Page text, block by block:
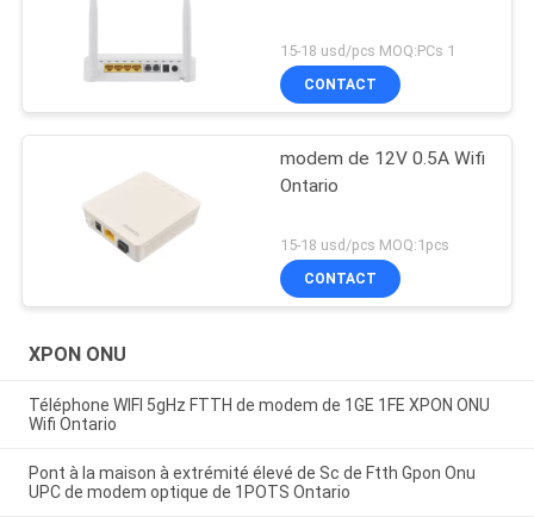
15-18 usd/pcs MOQ:PCs 1
CONTACT
modem de 12V 0.5A Wifi
Ontario
15-18 usd/pcs MOQ:1pcs
CONTACT
XPON ONU
Téléphone WIFI 5gHz FTTH de modem de 1GE 1FE XPON ONU
Wifi Ontario
Pont à la maison à extrémité élevé de Sc de Ftth Gpon Onu
UPC de modem optique de 1POTS Ontario